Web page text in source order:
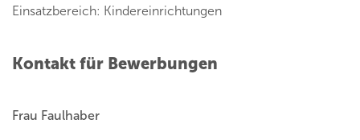
Einsatzbereich: Kindereinrichtungen
Kontakt für Bewerbungen
Frau Faulhaber